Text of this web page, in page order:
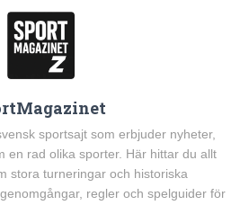
sportsajt som erbjuder nyheter,
en rad olika sporter. Här hittar du allt
stora turneringar och historiska
regler och spelguider för